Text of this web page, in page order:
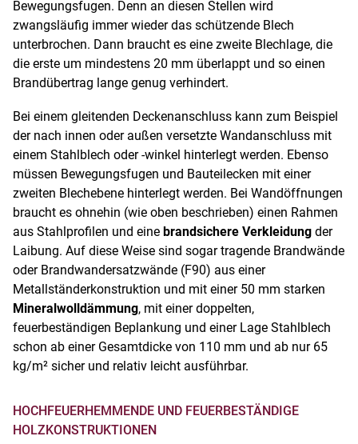
Bewegungsfugen. Denn an diesen Stellen wird
zwangsläufig immer wieder das schützende Blech
unterbrochen. Dann braucht es eine zweite Blechlage, die
die erste um mindestens 20 mm überlappt und so einen
Brandübertrag lange genug verhindert.
Bei einem gleitenden Deckenanschluss kann zum Beispiel
der nach innen oder außen versetzte Wandanschluss mit
einem Stahlblech oder -winkel hinterlegt werden. Ebenso
müssen Bewegungsfugen und Bauteilecken mit einer
zweiten Blechebene hinterlegt werden. Bei Wandöffnungen
braucht es ohnehin (wie oben beschrieben) einen Rahmen
aus Stahlprofilen und eine brandsichere Verkleidung der
Laibung. Auf diese Weise sind sogar tragende Brandwände
oder Brandwandersatzwände (F90) aus einer
Metallständerkonstruktion und mit einer 50 mm starken
Mineralwolldämmung, mit einer doppelten,
feuerbeständigen Beplankung und einer Lage Stahlblech
schon ab einer Gesamtdicke von 110 mm und ab nur 65
kg/m² sicher und relativ leicht ausführbar.
HOCHFEUERHEMMENDE UND FEUERBESTÄNDIGE
HOLZKONSTRUKTIONEN